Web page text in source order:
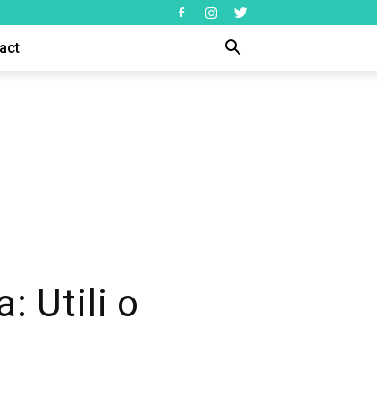
Utili o